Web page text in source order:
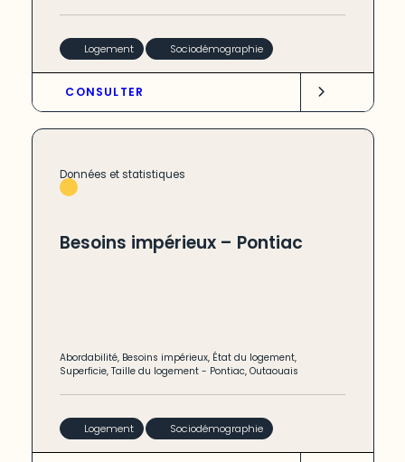
Logement Sociodémographie
CONSULTER
Données et statistiques
Besoins impérieux – Pontiac
Abordabilité, Besoins impérieux, État du logement,
Superficie,Taille du logement - Pontiac,Outaouais
Logement Sociodémographie